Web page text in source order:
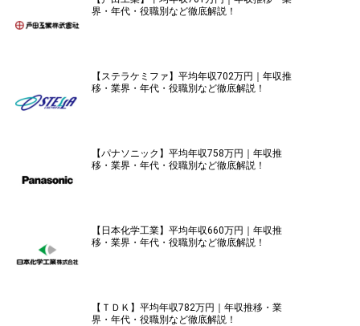
界・年代・役職別など徹底解説！
【ステラケミファ】平均年収702万円｜年収推
移・業界・年代・役職別など徹底解説！
【パナソニック】平均年収758万円｜年収推
移・業界・年代・役職別など徹底解説！
【日本化学工業】平均年収660万円｜年収推
移・業界・年代・役職別など徹底解説！
【ＴＤＫ】平均年収782万円｜年収推移・業
界・年代・役職別など徹底解説！